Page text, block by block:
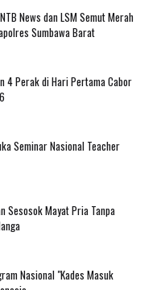
News dan LSM Semut Merah
Sumbawa Barat
4 Perak di Hari Pertama Cabor
Seminar Nasional Teacher
Sesosok Mayat Pria Tanpa
Nasional "Kades Masuk